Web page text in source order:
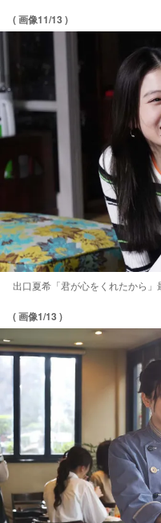
( 画像11/13 )
出口夏希「君が心をくれたから
( 画像1/13 )